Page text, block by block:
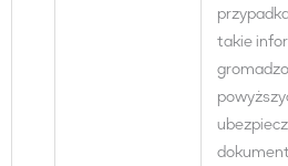
takie